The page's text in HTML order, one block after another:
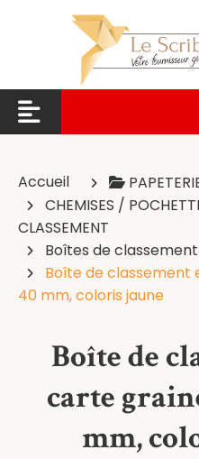
Accueil
CHEMISES /
CLASSEMENT
Boîtes de classement
Boîte de classement
40 mm, coloris jaune
Boîte de
carte
mm,